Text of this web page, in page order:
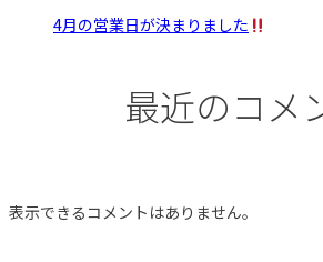
4月の営業日が決まりました
最近のコメ
表示できるコメントはありません。